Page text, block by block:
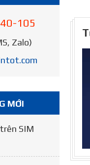
105
Zalo)
MỚI
SIM